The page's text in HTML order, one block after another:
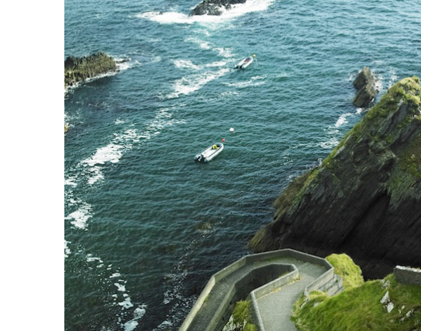
Hit enter to search or ESC to close